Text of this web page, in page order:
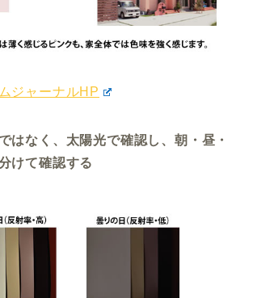
ジャーナルHP
はなく、太陽光で確認し、朝・昼・
けて確認する